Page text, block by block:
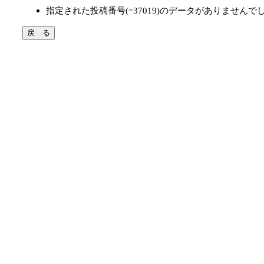
指定された投稿番号(=37019)のデータがありませんで